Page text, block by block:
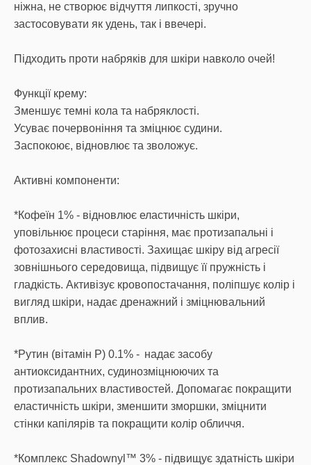
ніжна, не створює відчуття липкості, зручно
застосовувати як удень, так і ввечері.
Підходить проти набряків для шкіри навколо очей!
Функції крему:
Зменшує темні кола та набряклості.
Усуває почервоніння та зміцнює судини.
Заспокоює, відновлює та зволожує.
Активні компоненти:
*Кофеїн 1% - відновлює еластичність шкіри,
уповільнює процеси старіння, має протизапальні і
фотозахисні властивості. Захищає шкіру від агресії
зовнішнього середовища, підвищує її пружність і
гладкість. Активізує кровопостачання, поліпшує колір і
вигляд шкіри, надає дренажний і зміцнювальний
вплив.
*Рутин (вітамін P) 0.1% - надає засобу
антиоксидантних, судинозміцнюючих та
протизапальних властивостей. Допомагає покращити
еластичність шкіри, зменшити зморшки, зміцнити
стінки капілярів та покращити колір обличчя.
*Комплекс Shadownyl™ 3% - підвищує здатність шкіри